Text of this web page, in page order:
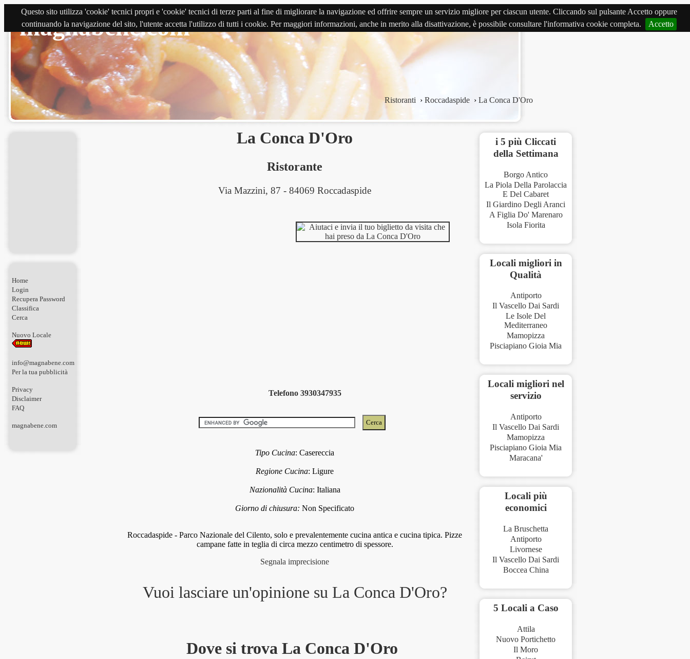
Questo sito utilizza 'cookie' tecnici propri e 'cookie' tecnici di terze parti al fine di migliorare la navigazione ed offrire sempre un servizio migliore per ciascun utente. Cliccando sul pulsante Accetto oppure
continuando la navigazione del sito, l'utente accetta l'utilizzo di tutti i cookie. Per maggiori informazioni, anche in merito alla disattivazione, è possibile consultare l'informativa cookie completa.
Accetto
magnabene.com
Ristoranti › Roccadaspide › La Conca D'Oro
Home
Login
Recupera Password
Classifica
Cerca
Nuovo Locale
info@magnabene.com
Per la tua pubblicità
Privacy
Disclaimer
FAQ
magnabene.com
La Conca D'Oro
Ristorante
Via Mazzini, 87 - 84069 Roccadaspide
Telefono 3930347935
Tipo Cucina:Casereccia
Regione Cucina:Ligure
Nazionalità Cucina: Italiana
Giorno di chiusura:Non Specificato
Roccadaspide - Parco Nazionale del Cilento, solo e prevalentemente cucina antica e cucina tipica. Pizze
campane fatte in teglia di circa mezzo centimetro di spessore.
Segnala imprecisione
Vuoi lasciare un'opinione su La Conca D'Oro?
Dove si trova La Conca D'Oro
i 5 più Cliccati
della Settimana
Borgo Antico
La Piola Della Parolaccia
E Del Cabaret
Il Giardino Degli Aranci
A Figlia Do' Marenaro
Isola Fiorita
Locali migliori in
Qualità
Antiporto
Il Vascello Dai Sardi
Le Isole Del
Mediterraneo
Mamopizza
Pisciapiano Gioia Mia
Locali migliori nel
servizio
Antiporto
Il Vascello Dai Sardi
Mamopizza
Pisciapiano Gioia Mia
Maracana'
Locali più
economici
La Bruschetta
Antiporto
Livornese
Il Vascello Dai Sardi
Boccea China
5 Locali a Caso
Attila
Nuovo Portichetto
Il Moro